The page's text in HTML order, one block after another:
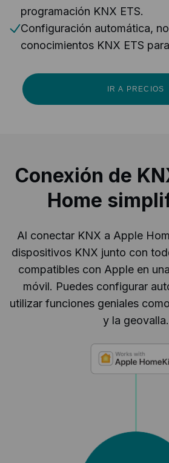
programación KNX ETS.
Configuración automática,
conocimientos KNX ETS
IR A PRECIOS
Conexión de
Home
Al conectar KNX a Apple
dispositivos KNX junto con
compatibles con Apple en
móvil. Puedes configurar
utilizar funciones geniales
y la geovalla.